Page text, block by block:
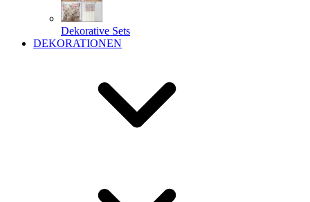
Dekorative Sets
DEKORATIONEN